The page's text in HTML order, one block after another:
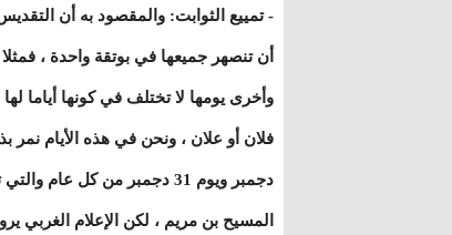
- تمييع الثوابت: والمقصود به أن
أن تنصهر جميعها في بوتقة واحدة ،
وأخرى يومها لا تختلف في كونها أياما
دجمبر ويوم 31 دجمبر من كل
المسيح بن مريم ، لكن الإعلام